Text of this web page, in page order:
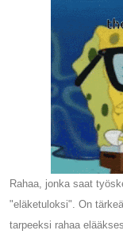
Rahaa, jonka saat
"eläketuloksi". On
tarpeeksi rahaa